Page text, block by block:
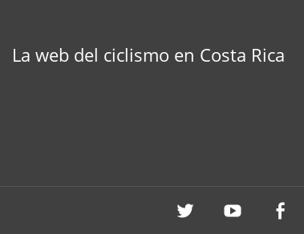
La web del ciclismo en Costa Rica